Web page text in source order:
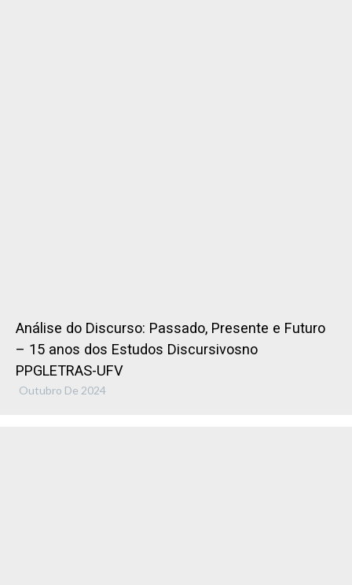
Análise do Discurso: Passado, Presente e Futuro
– 15 anos dos Estudos Discursivosno
PPGLETRAS-UFV
Outubro De 2024